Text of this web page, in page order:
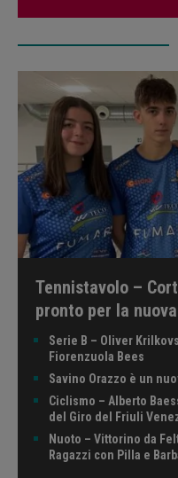
Tennistavolo –
pronto per la
Serie B – Oliver
Fiorenzuola Bees
Savino Orazzo è un
Ciclismo – Alberto
del Giro del Friuli
Nuoto – Vittorino da
Ragazzi con Pilla e